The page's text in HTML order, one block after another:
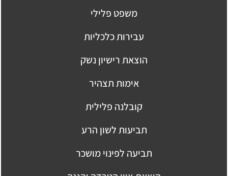
משפט פלילי
עבירות כלכליות
הוצאת רישיון נשק
אימות תצהיר
קובלנה פלילית
תביעות לשון הרע
תביעה לפינוי מושכר